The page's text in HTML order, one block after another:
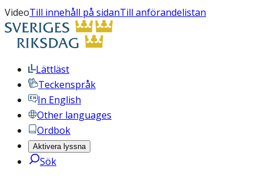
VideoTill innehåll på sidanTill anförandelistan
Lättläst
Teckenspråk
In English
Other languages
Ordbok
Aktivera lyssna
Sök